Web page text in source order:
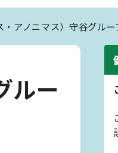
アノニマス）守谷グルー
ルー